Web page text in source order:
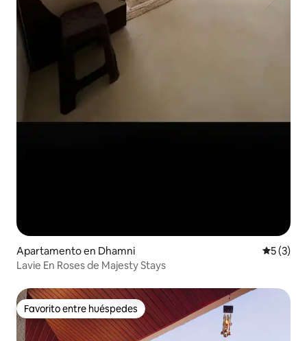
Apartamento en Dhamni
5 (3)
Lavie En Roses de Majesty Stays
Favorito entre huéspedes
Favorito entre huéspedes